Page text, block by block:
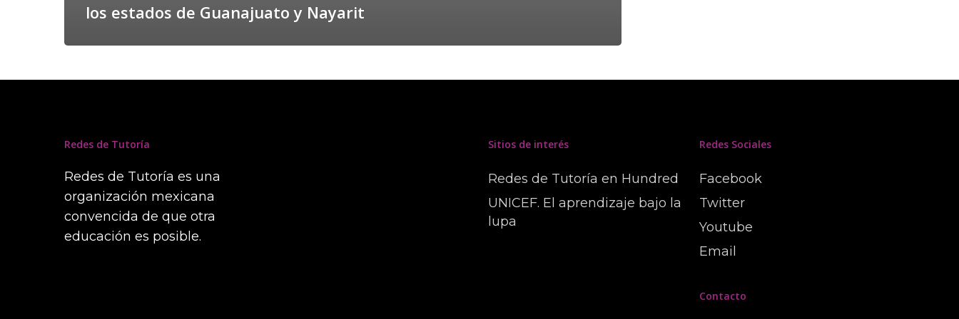
los estados de Guanajuato y Nayarit
Redes de Tutoría
Redes de Tutoría es una
organización mexicana
convencida de que otra
educación es posible.
Sitios de interés
Redes de Tutoría en Hundred
UNICEF. El aprendizaje bajo la
lupa
Redes Sociales
Facebook
Twitter
Youtube
Email
Contacto